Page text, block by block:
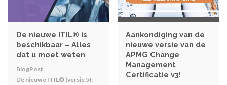
De nieuwe ITIL® is
beschikbaar – Alles
dat u moet weten
BlogPost
De nieuwe ITIL® (versie 5):
Aankondiging van de
nieuwe versie van de
APMG Change
Management
Certificatie v3!